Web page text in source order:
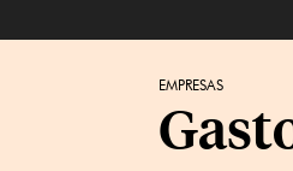
EMPRESAS